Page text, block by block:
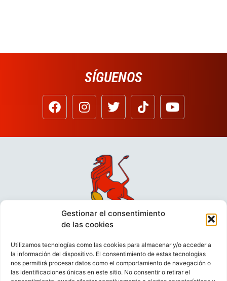
Gestionar el consentimiento
de las cookies
Utilizamos tecnologías como las cookies para almacenar y/o acceder a
la información del dispositivo. El consentimiento de estas tecnologías
nos permitirá procesar datos como el comportamiento de navegación o
las identificaciones únicas en este sitio. No consentir o retirar el
SÍGUENOS